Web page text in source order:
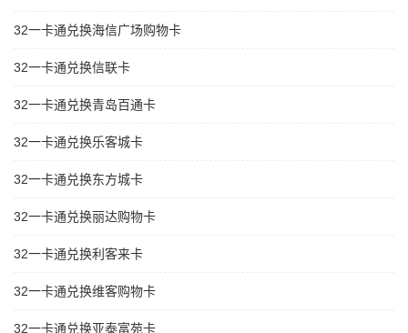
32一卡通兑换海信广场购物卡
32一卡通兑换信联卡
32一卡通兑换青岛百通卡
32一卡通兑换乐客城卡
32一卡通兑换东方城卡
32一卡通兑换丽达购物卡
32一卡通兑换利客来卡
32一卡通兑换维客购物卡
32一卡通兑换亚泰富苑卡